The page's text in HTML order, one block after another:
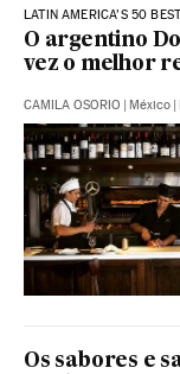
LATIN AMERICA’S 50
O argentino
vez o melhor
CAMILA OSORIO México
Os sabores e